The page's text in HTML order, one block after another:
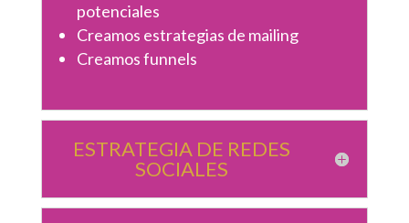
potenciales
Creamos estrategias de mailing
Creamos funnels
ESTRATEGIA DE REDES
SOCIALES